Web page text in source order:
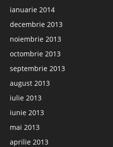
ianuarie 2014
decembrie 2013
noiembrie 2013
octombrie 2013
septembrie 2013
august 2013
iulie 2013
iunie 2013
mai 2013
aprilie 2013